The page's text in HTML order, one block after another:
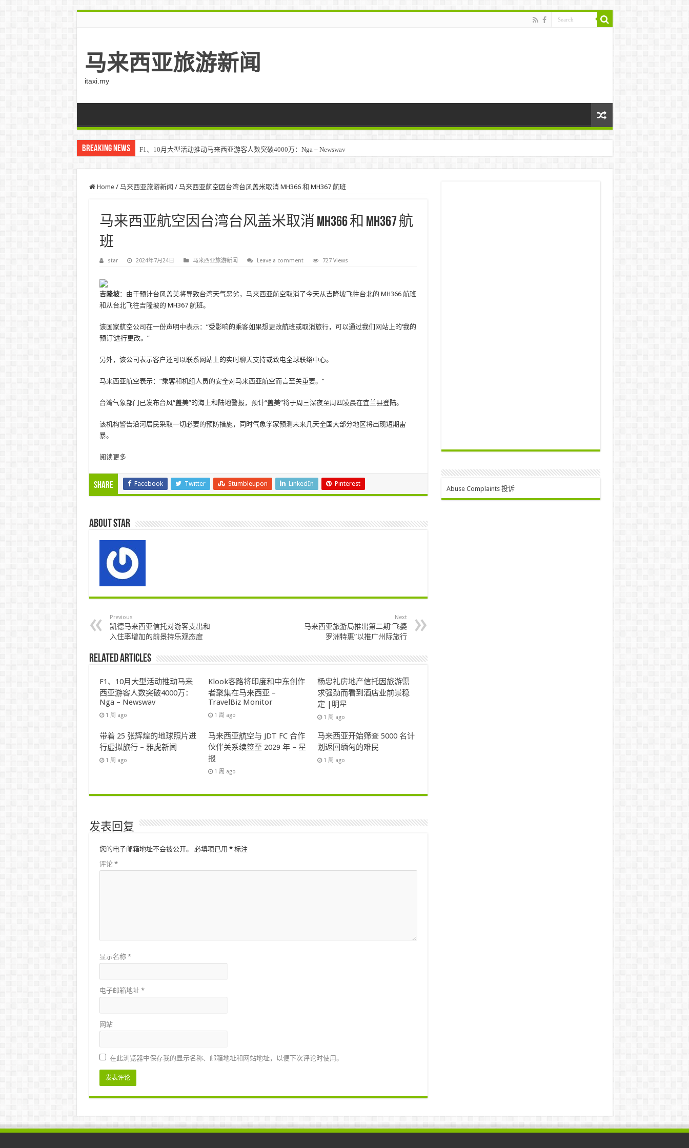
马来西亚旅游新闻
itaxi.my
Breaking News F1、10月大型活动推动马来西亚游客人数突破4000万：Nga – Newswav
Home / 马来西亚旅游新闻 / 马来西亚航空因台湾台风盖米取消 MH366 和 MH367 航班
马来西亚航空因台湾台风盖米取消 MH366 和 MH367 航
班
star 2024年7月24日 马来西亚旅游新闻 Leave a comment 727 Views
吉隆坡：由于预计台风盖美将导致台湾天气恶劣，马来西亚航空取消了今天从吉隆坡飞往台北的 MH366 航班
和从台北飞往吉隆坡的 MH367 航班。
该国家航空公司在一份声明中表示：“受影响的乘客如果想更改航班或取消旅行，可以通过我们网站上的‘我的
预订’进行更改。”
另外，该公司表示客户还可以联系网站上的实时聊天支持或致电全球联络中心。
马来西亚航空表示：“乘客和机组人员的安全对马来西亚航空而言至关重要。”
台湾气象部门已发布台风“盖美”的海上和陆地警报，预计“盖美”将于周三深夜至周四凌晨在宜兰县登陆。
该机构警告沿河居民采取一切必要的预防措施，同时气象学家预测未来几天全国大部分地区将出现短期雷
暴。
阅读更多
Share Facebook Twitter Stumbleupon LinkedIn Pinterest
About star
Previous
凯德马来西亚信托对游客支出和
入住率增加的前景持乐观态度
Next
马来西亚旅游局推出第二期“飞婆
罗洲特惠”以推广州际旅行
Related Articles
F1、10月大型活动推动马来
西亚游客人数突破4000万：
Nga – Newswav
1 周 ago
Klook客路将印度和中东创作
者聚集在马来西亚 –
TravelBiz Monitor
1 周 ago
杨忠礼房地产信托因旅游需
求强劲而看到酒店业前景稳
定 |明星
1 周 ago
带着 25 张辉煌的地球照片进
行虚拟旅行 – 雅虎新闻
1 周 ago
马来西亚航空与 JDT FC 合作
伙伴关系续签至 2029 年 – 星
报
1 周 ago
马来西亚开始筛查 5000 名计
划返回缅甸的难民
1 周 ago
发表回复
您的电子邮箱地址不会被公开。 必填项已用 *标注
评论 *
显示名称 *
电子邮箱地址 *
网站
在此浏览器中保存我的显示名称、邮箱地址和网站地址，以便下次评论时使用。
Abuse Complaints 投诉